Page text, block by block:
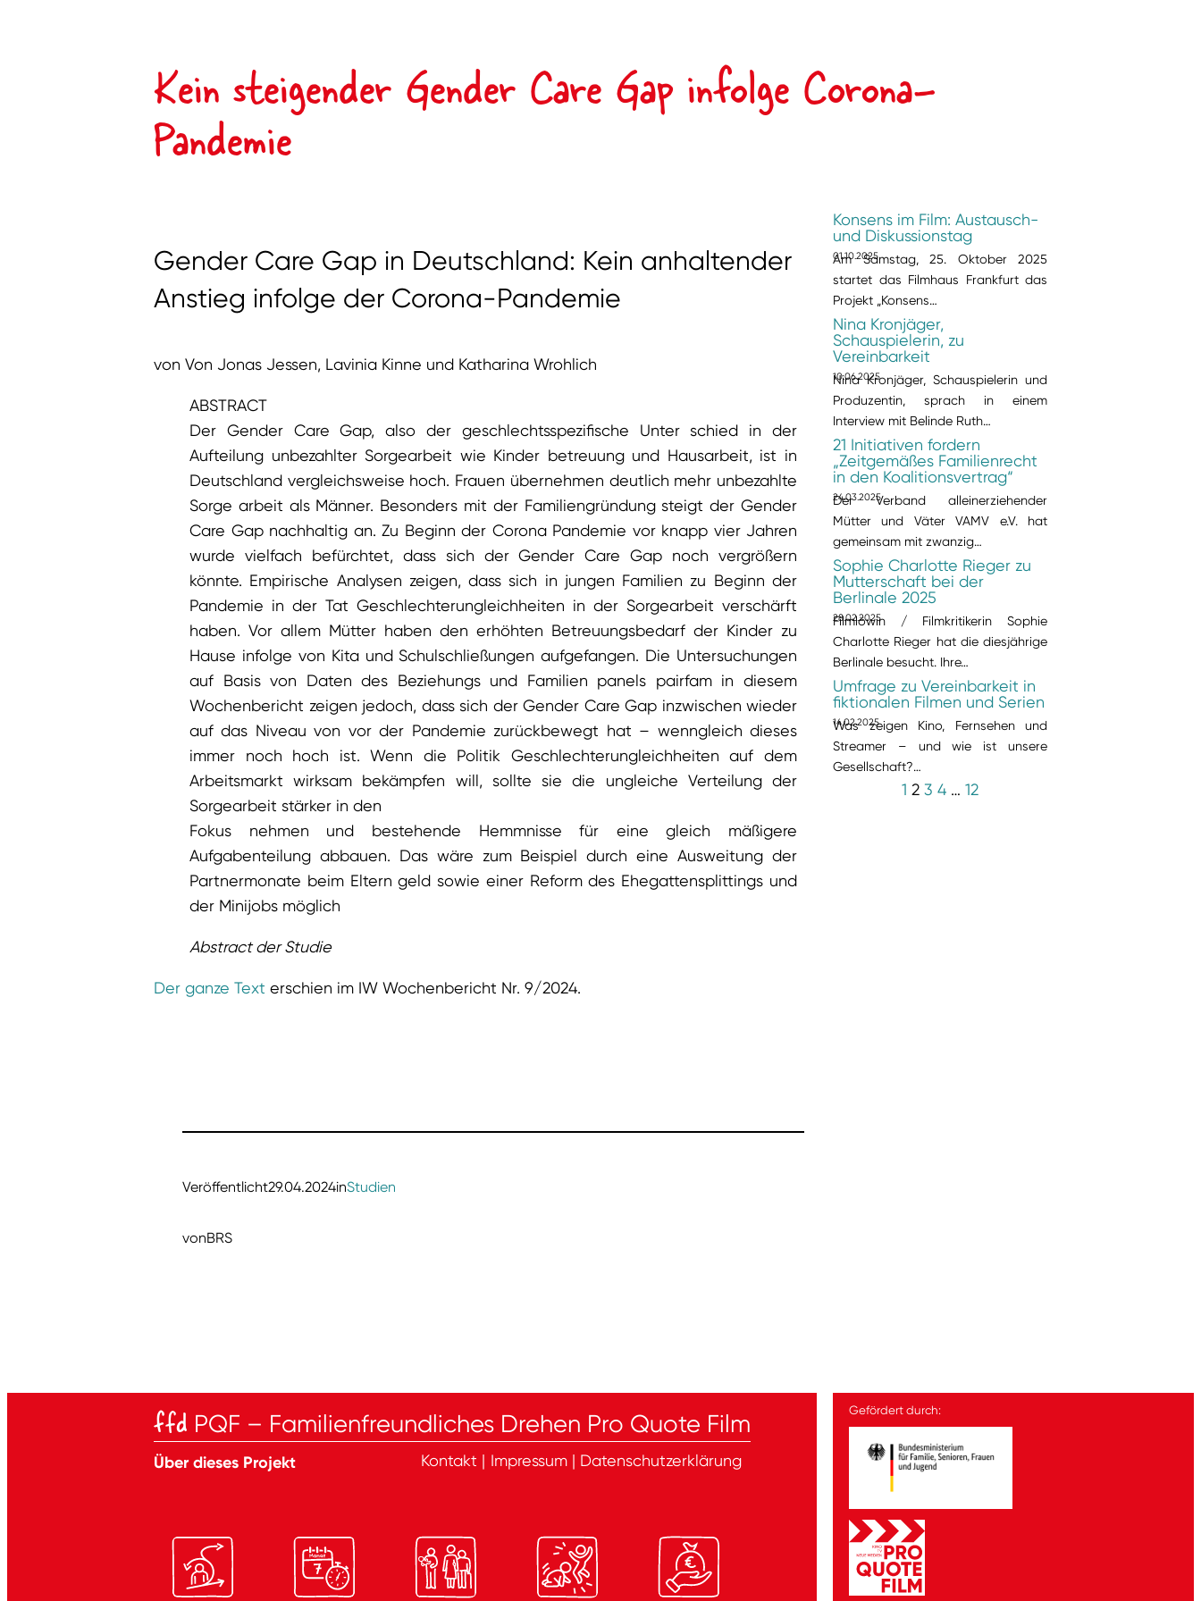
Kein steigender Gender Care Gap infolge Corona-
Pandemie
Gender Care Gap in Deutschland: Kein anhaltender
Anstieg infolge der Corona-Pandemie
von Von Jonas Jessen, Lavinia Kinne und Katharina Wrohlich
ABSTRACT
Der Gender Care Gap, also der geschlechtsspezifische Unter schied in der
Aufteilung unbezahlter Sorgearbeit wie Kinder betreuung und Hausarbeit, ist in
Deutschland vergleichsweise hoch. Frauen übernehmen deutlich mehr unbezahlte
Sorge arbeit als Männer. Besonders mit der Familiengründung steigt der Gender
Care Gap nachhaltig an. Zu Beginn der Corona Pandemie vor knapp vier Jahren
wurde vielfach befürchtet, dass sich der Gender Care Gap noch vergrößern
könnte. Empirische Analysen zeigen, dass sich in jungen Familien zu Beginn der
Pandemie in der Tat Geschlechterungleichheiten in der Sorgearbeit verschärft
haben. Vor allem Mütter haben den erhöhten Betreuungsbedarf der Kinder zu
Hause infolge von Kita und Schulschließungen aufgefangen. Die Untersuchungen
auf Basis von Daten des Beziehungs und Familien panels pairfam in diesem
Wochenbericht zeigen jedoch, dass sich der Gender Care Gap inzwischen wieder
auf das Niveau von vor der Pandemie zurückbewegt hat – wenngleich dieses
immer noch hoch ist. Wenn die Politik Geschlechterungleichheiten auf dem
Arbeitsmarkt wirksam bekämpfen will, sollte sie die ungleiche Verteilung der
Sorgearbeit stärker in den
Fokus nehmen und bestehende Hemmnisse für eine gleich mäßigere
Aufgabenteilung abbauen. Das wäre zum Beispiel durch eine Ausweitung der
Partnermonate beim Eltern geld sowie einer Reform des Ehegattensplittings und
der Minijobs möglich
Abstract der Studie
Der ganze Text erschien im IW Wochenbericht Nr. 9/2024.
Veröffentlicht29.04.2024inStudien
vonBRS
Konsens im Film: Austausch-
und Diskussionstag
01.10.2025
Am Samstag, 25. Oktober 2025
startet das Filmhaus Frankfurt das
Projekt „Konsens…
Nina Kronjäger,
Schauspielerin, zu
Vereinbarkeit
10.06.2025
Nina Kronjäger, Schauspielerin und
Produzentin, sprach in einem
Interview mit Belinde Ruth…
21 Initiativen fordern
„Zeitgemäßes Familienrecht
in den Koalitionsvertrag“
24.03.2025
Der Verband alleinerziehender
Mütter und Väter VAMV e.V. hat
gemeinsam mit zwanzig…
Sophie Charlotte Rieger zu
Mutterschaft bei der
Berlinale 2025
28.02.2025
Filmlöwin / Filmkritikerin Sophie
Charlotte Rieger hat die diesjährige
Berlinale besucht. Ihre…
Umfrage zu Vereinbarkeit in
fiktionalen Filmen und Serien
14.02.2025
Was zeigen Kino, Fernsehen und
Streamer – und wie ist unsere
Gesellschaft?…
1 2 3 4 … 12
ffd PQF – Familienfreundliches Drehen Pro Quote Film
Über dieses Projekt Kontakt | Impressum| Datenschutzerklärung
Gefördert durch: